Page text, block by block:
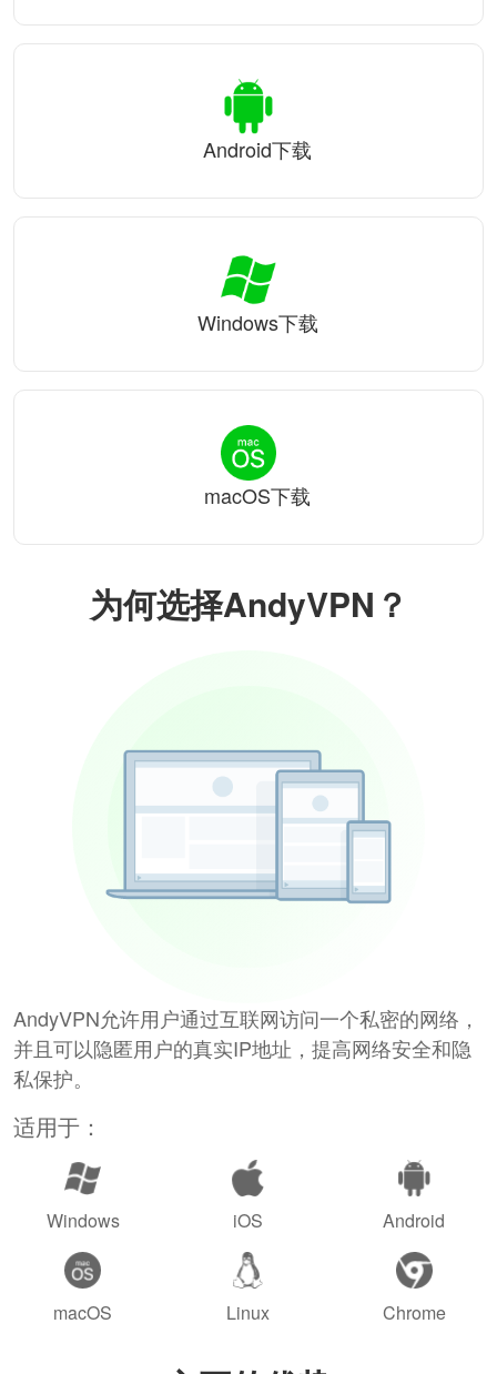
为何选择AndyVPN？
AndyVPN允许用户通过互联网访问一个私密的网络，
并且可以隐匿用户的真实IP地址，提高网络安全和隐
私保护。
适用于：
Windows iOS Android
macOS Linux Chrome
Android下载
Windows下载
macOS下载